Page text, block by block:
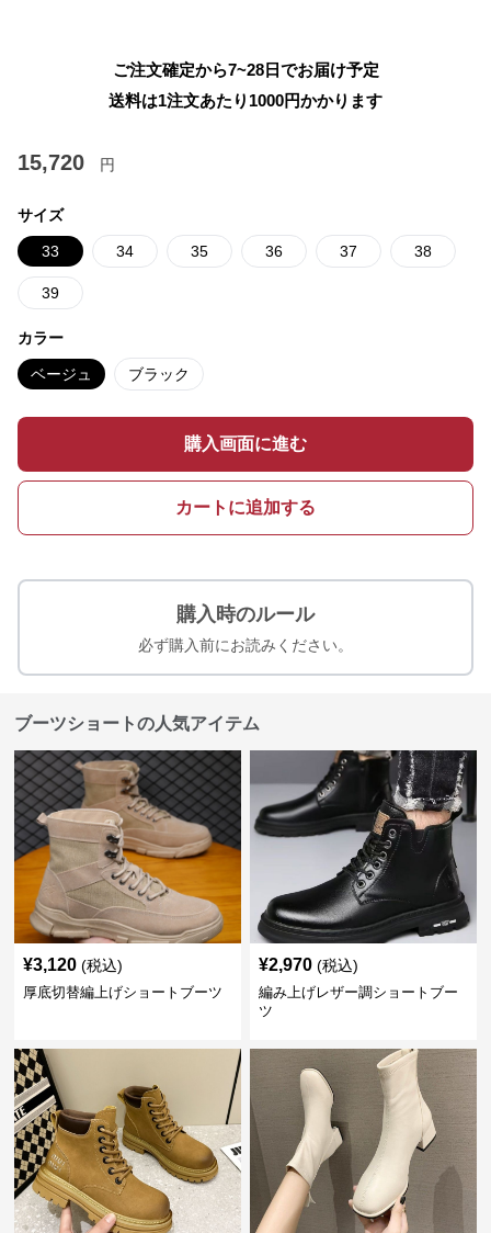
ご注文確定から7~28日でお届け予定
送料は1注文あたり 1000円かかります
15,720 円
サイズ
33 34 35 36 37 38
39
カラー
ベージュ ブラック
購入画面に進む
カートに追加する
購入時のルール
必ず購入前にお読みください。
ブーツショートの人気アイテム
¥3,120 (税込)
厚底切替編上げショートブーツ
¥2,970 (税込)
編み上げレザー調ショートブー
ツ